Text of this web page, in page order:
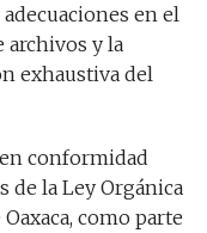
en el
archivos y la
exhaustiva del
conformidad
de la Ley Orgánica
como parte